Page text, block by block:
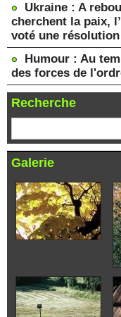
Ukraine : A
cherchent la paix,
voté une
Humour : Au
des forces de
Recherche
Galerie